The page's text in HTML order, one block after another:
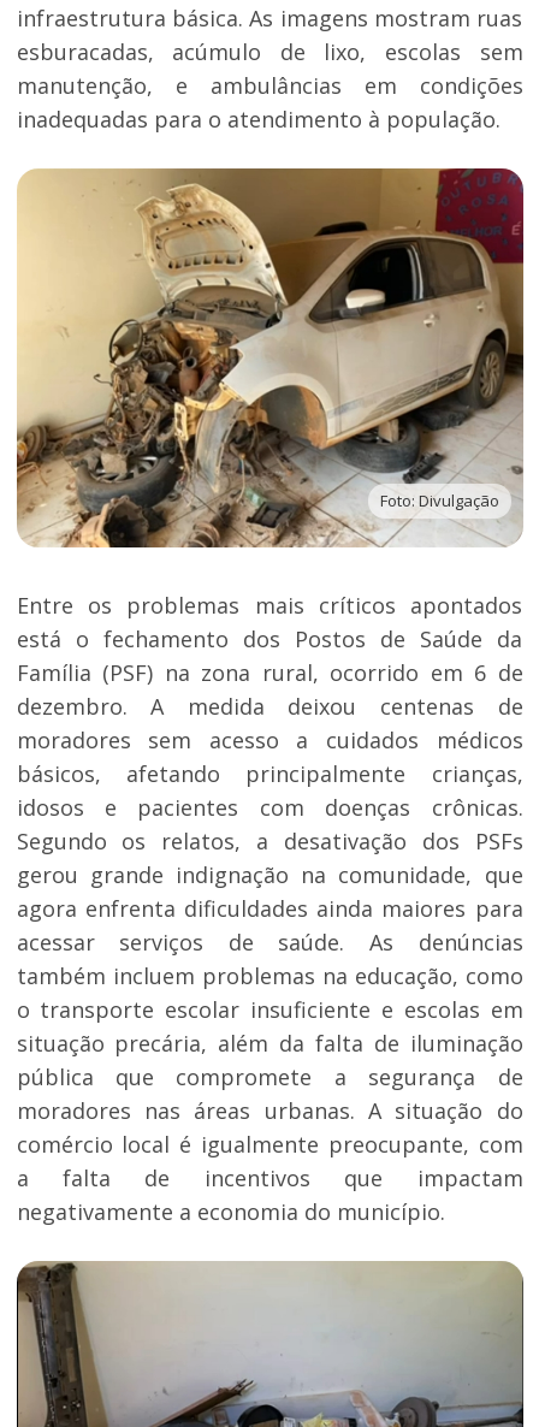
infraestrutura básica. As imagens mostram ruas
esburacadas, acúmulo de lixo, escolas sem
manutenção, e ambulâncias em condições
inadequadas para o atendimento à população.
Foto: Divulgação
Entre os problemas mais críticos apontados
está o fechamento dos Postos de Saúde da
Família (PSF) na zona rural, ocorrido em 6 de
dezembro. A medida deixou centenas de
moradores sem acesso a cuidados médicos
básicos, afetando principalmente crianças,
idosos e pacientes com doenças crônicas.
Segundo os relatos, a desativação dos PSFs
gerou grande indignação na comunidade, que
agora enfrenta dificuldades ainda maiores para
acessar serviços de saúde. As denúncias
também incluem problemas na educação, como
o transporte escolar insuficiente e escolas em
situação precária, além da falta de iluminação
pública que compromete a segurança de
moradores nas áreas urbanas. A situação do
comércio local é igualmente preocupante, com
a falta de incentivos que impactam
negativamente a economia do município.